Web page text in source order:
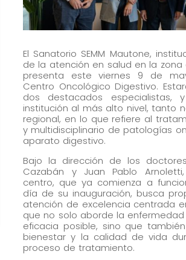
El Sanatorio SEMM Mautone,
de la atención en salud en la zona
presenta este viernes 9 de
Centro Oncológico Digestivo.
dos destacados
institución al más alto nivel, tanto
regional, en lo que refiere al
y multidisciplinario de patologías
aparato digestivo.
Bajo la dirección de los
Cazabán y Juan Pablo
centro, que ya comienza a
día de su inauguración, busca
atención de excelencia centrada
que no solo aborde la
eficacia posible, sino que
bienestar y la calidad de vida
proceso de tratamiento.
Para
y
de la
cómo
la web.
Para